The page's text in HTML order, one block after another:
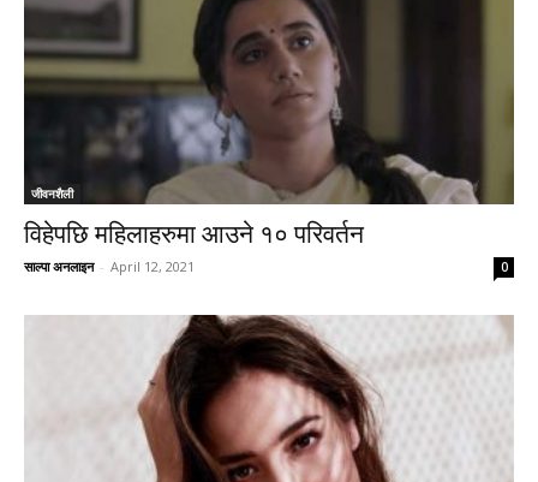
जीवनशैली
विहेपछि महिलाहरुमा आउने १० परिवर्तन
साल्पा अनलाइन - April 12, 2021 0